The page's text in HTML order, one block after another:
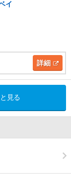
イ
詳細
見る